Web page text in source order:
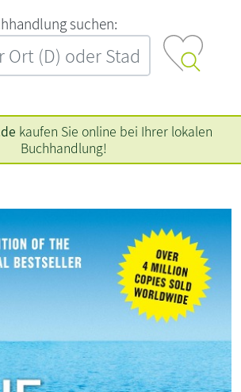
‍s‍u‍c‍h‍e‍n‍:‍
kaufen Sie online bei Ihrer lokalen
Buchhandlung!